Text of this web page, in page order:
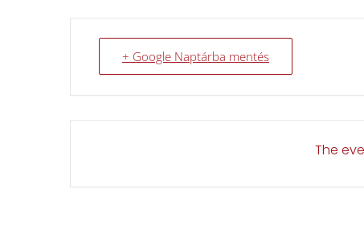
+ Google Naptárba mentés
The